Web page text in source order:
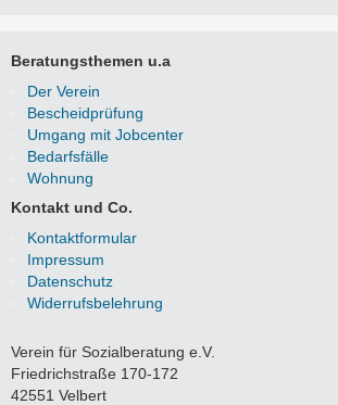
Beratungsthemen u.a
Navigation
überspringen
Der Verein
Bescheidprüfung
Umgang mit Jobcenter
Bedarfsfälle
Wohnung
Kontakt und Co.
Navigation
überspringen
Kontaktformular
Impressum
Datenschutz
Widerrufsbelehrung
Verein für Sozialberatung e.V.
Friedrichstraße 170-172
42551 Velbert